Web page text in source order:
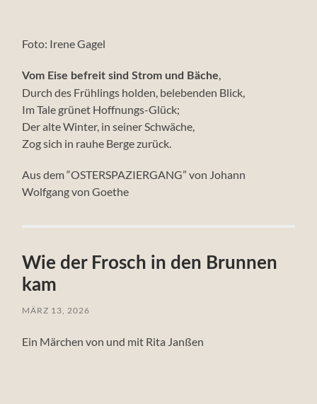
Foto: Irene Gagel
Vom Eise befreit sind Strom und Bäche
Durch des Frühlings holden, belebenden Blick,
Im Tale grünet Hoffnungs-Glück;
Der alte Winter, in seiner Schwäche,
Zog sich in rauhe Berge zurück.
Aus dem “OSTERSPAZIERGANG” von Johann
Wolfgang von Goethe
Wie der Frosch in den Brunnen
kam
MÄRZ 13, 2026
Ein Märchen von und mit Rita Janßen